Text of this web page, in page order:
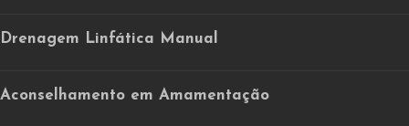
Drenagem Linfática Manual
Aconselhamento em Amamentação